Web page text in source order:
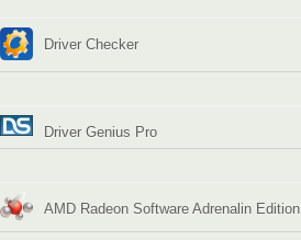
Driver Checker
Driver Genius Pro
AMD Radeon Software Adrenalin Edition